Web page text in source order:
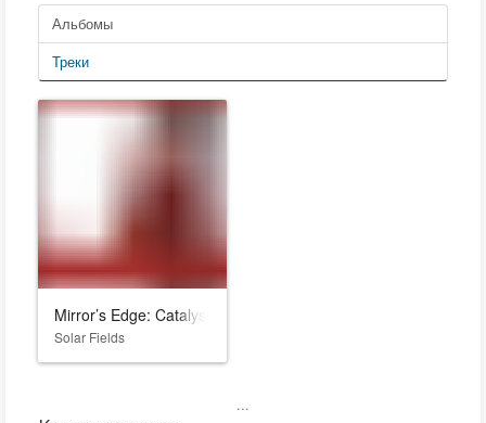
Альбомы
Треки
Mirror’s Edge: Catalyst
Solar Fields
...